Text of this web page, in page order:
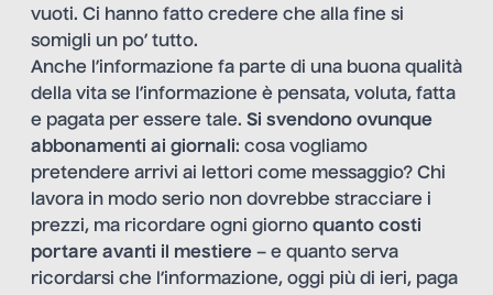
vuoti. Ci hanno fatto credere che alla fine si
somigli un po’ tutto.
Anche l’informazione fa parte di una buona qualità
della vita se l’informazione è pensata, voluta, fatta
e pagata per essere tale. Si svendono ovunque
abbonamenti ai giornali: cosa vogliamo
pretendere arrivi ai lettori come messaggio? Chi
lavora in modo serio non dovrebbe stracciare i
prezzi, ma ricordare ogni giorno quanto costi
portare avanti il mestiere – e quanto serva
ricordarsi che l’informazione, oggi più di ieri, paga